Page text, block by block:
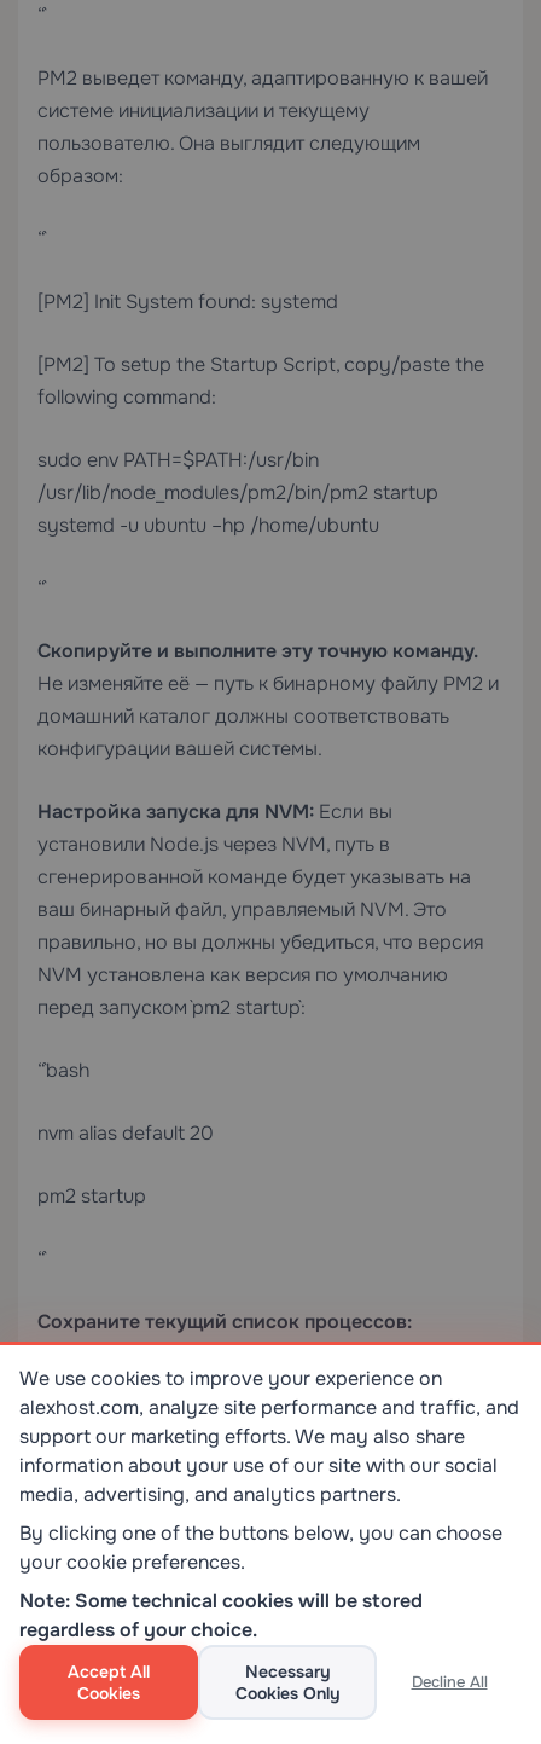
“`
PM2 выведет команду, адаптированную к вашей
системе инициализации и текущему
пользователю. Она выглядит следующим
образом:
“`
[PM2] Init System found: systemd
[PM2] To setup the Startup Script, copy/paste the
following command:
sudo env PATH=$PATH:/usr/bin
/usr/lib/node_modules/pm2/bin/pm2 startup
systemd -u ubuntu –hp /home/ubuntu
“`
Скопируйте и выполните эту точную команду.
Не изменяйте её — путь к бинарному файлу PM2 и
домашний каталог должны соответствовать
конфигурации вашей системы.
Настройка запуска для NVM: Если вы
установили Node.js через NVM, путь в
сгенерированной команде будет указывать на
ваш бинарный файл, управляемый NVM. Это
правильно, но вы должны убедиться, что версия
NVM установлена как версия по умолчанию
перед запуском `pm2 startup`:
“`bash
nvm alias default 20
pm2 startup
“`
Сохраните текущий список процессов:
“`bash
pm2 save
Это записывает список процессов в
`~/.pm2/dump.pm2`. При перезагрузке юнит
systemd читает этот файл и восстанавливает все
сохранённые процессы. Если вы впоследствии
добавляете или удаляете приложения, снова
We use cookies to improve your experience on
alexhost.com, analyze site performance and traffic, and
support our marketing efforts. We may also share
information about your use of our site with our social
media, advertising, and analytics partners.
By clicking one of the buttons below, you can choose
your cookie preferences.
Note: Some technical cookies will be stored
regardless of your choice.
Accept All
Cookies
Necessary
Cookies Only
Decline All